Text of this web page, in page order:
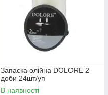
Запаска олійна DOLORE 2
доби 24шт/уп
В наявності